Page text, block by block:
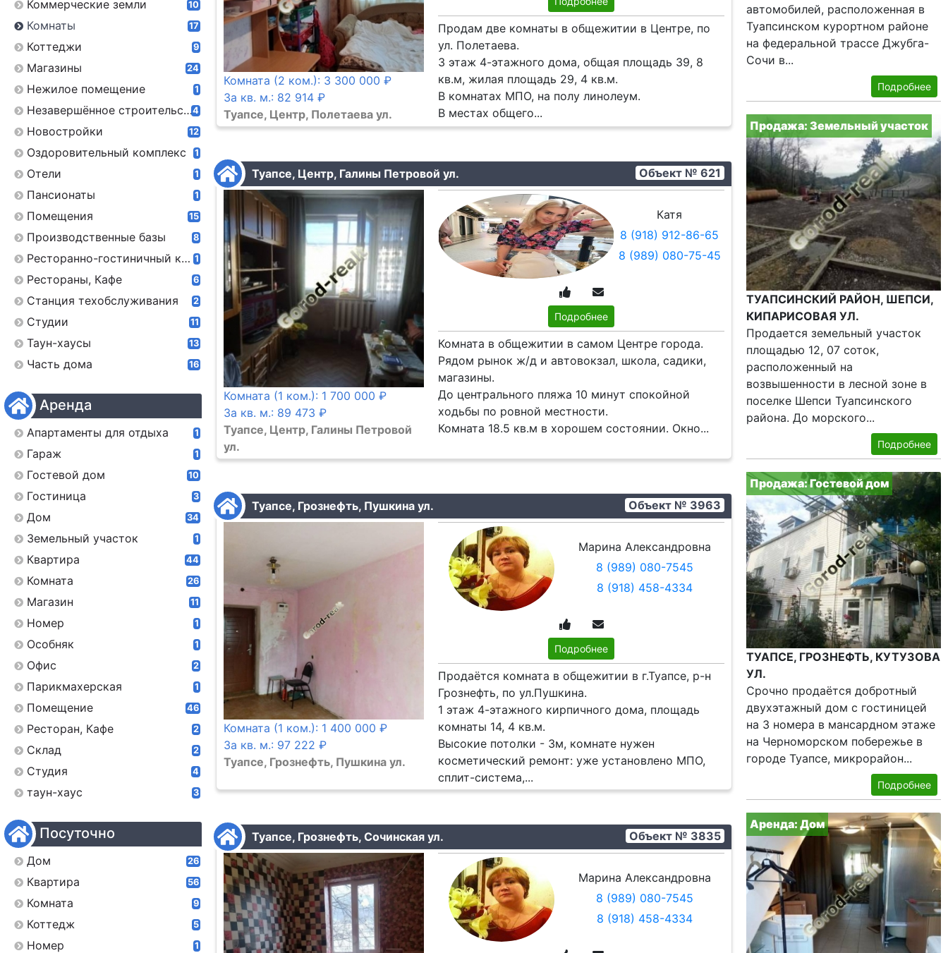
Коммерческие земли 10
Комнаты 17
Коттеджи 9
Магазины 24
Нежилое помещение 1
Незавершённое строительство4
Новостройки 12
Оздоровительный комплекс 1
Отели 1
Пансионаты 1
Помещения 15
Производственные базы 8
Ресторанно-гостиничный комплекс 1
Рестораны, Кафе 6
Станция техобслуживания 2
Студии 11
Таун-хаусы 13
Часть дома 16
Аренда
Апартаменты для отдыха 1
Гараж 1
Гостевой дом 10
Гостиница 3
Дом 34
Земельный участок 1
Квартира 44
Комната 26
Магазин 11
Номер 1
Особняк 1
Офис 2
Парикмахерская 1
Помещение 46
Ресторан, Кафе 2
Склад 2
Студия 4
таун-хаус 3
Посуточно
Дом 26
Квартира 56
Комната 9
Коттедж 5
Номер 1
Комната (2 ком.): 3 300 000 ₽
За кв. м.: 82 914 ₽
Туапсе, Центр, Полетаева ул.
Продам две комнаты в общежитии в Центре, по
ул. Полетаева.
3 этаж 4-этажного дома, общая площадь 39, 8
кв.м, жилая площадь 29, 4 кв.м.
В комнатах МПО, на полу линолеум.
В местах общего...
Туапсе, Центр, Галины Петровой ул. Объект № 621
Комната (1 ком.): 1 700 000 ₽
За кв. м.: 89 473 ₽
Туапсе, Центр, Галины Петровой
ул.
Катя
8 (918) 912-86-65
8 (989) 080-75-45
Подробнее
Комната в общежитии в самом Центре города.
Рядом рынок ж/д и автовокзал, школа, садики,
магазины.
До центрального пляжа 10 минут спокойной
ходьбы по ровной местности.
Комната 18.5 кв.м в хорошем состоянии. Окно...
Туапсе, Грознефть, Пушкина ул. Объект № 3963
Комната (1 ком.): 1 400 000 ₽
За кв. м.: 97 222 ₽
Туапсе, Грознефть, Пушкина ул.
Марина Александровна
8 (989) 080-7545
8 (918) 458-4334
Подробнее
Продаётся комната в общежитии в г.Туапсе, р-н
Грознефть, по ул.Пушкина.
1 этаж 4-этажного кирпичного дома, площадь
комнаты 14, 4 кв.м.
Высокие потолки - 3м, комнате нужен
косметический ремонт: уже установлено МПО,
сплит-система,...
Туапсе, Грознефть, Сочинская ул. Объект № 3835
Марина Александровна
8 (989) 080-7545
8 (918) 458-4334
автомобилей, расположенная в
Туапсинском курортном районе
на федеральной трассе Джубга-
Сочи в...
Подробнее
Продажа: Земельный участок
ТУАПСИНСКИЙ РАЙОН, ШЕПСИ,
КИПАРИСОВАЯ УЛ.
Продается земельный участок
площадью 12, 07 соток,
расположенный на
возвышенности в лесной зоне в
поселке Шепси Туапсинского
района. До морского...
Подробнее
Продажа: Гостевой дом
ТУАПСЕ, ГРОЗНЕФТЬ, КУТУЗОВА
УЛ.
Срочно продаётся добротный
двухэтажный дом с гостиницей
на 3 номера в мансардном этаже
на Черноморском побережье в
городе Туапсе, микрорайон...
Подробнее
Аренда: Дом